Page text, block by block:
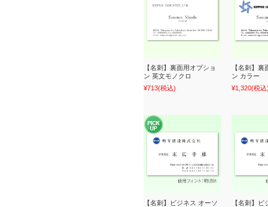
【名刺】裏面用オプショ
ン 英文モノクロ
¥713(税込)
【名刺】裏
ン カラー
¥1,320(税込
【名刺】ビジネス オーソ
【名刺】